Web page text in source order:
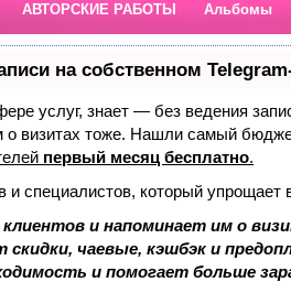
АВТОРСКИЕ РАБОТЫ Альбомы
на собственном
услуг, знает — без ведения
о визитах тоже. Нашли самый
первый месяц бесплатно.
и специалистов, который упрощает
и напоминает им о
скидки, чаевые, кэшбэк и
и помогает больше